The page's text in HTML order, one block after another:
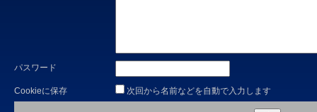
パスワード
Cookieに保存 次回から名前などを自動で入力します